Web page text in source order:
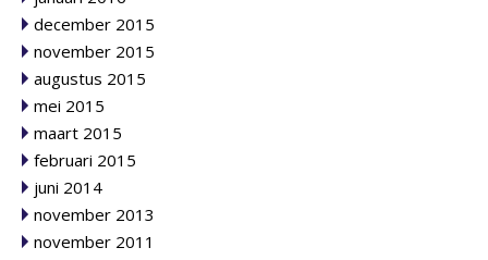
december 2015
november 2015
augustus 2015
mei 2015
maart 2015
februari 2015
juni 2014
november 2013
november 2011